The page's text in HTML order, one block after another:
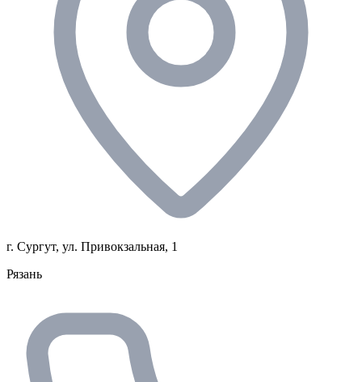
г. Сургут, ул. Привокзальная, 1
Рязань